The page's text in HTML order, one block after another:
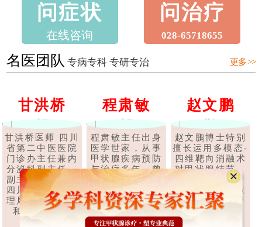
问症状
在线咨询
问治疗
028-65718655
名医团队 专病专科 专研专治 更多 >>
甘洪桥
主任
甘洪桥医师 四川
省第二中医医院
门诊办主任兼内
分泌科副主任，
副主任中医师，
四川省中医药管
理局第六批学术
和技术带头..
程肃敏
主任
程肃敏主任出身
医学世家，从事
甲状腺疾病预防
与治疗多年，曾
在深圳、上海、
广东等多家医院
任职甲状腺科医
师，后经成都..
【详细】
赵文鹏
博士
赵文鹏博士特别
擅长运用多模态-
四维靶向消融术
对甲状腺结节、
甲状腺腺瘤、甲
状腺囊肿、甲状
腺乳头状癌等甲
状腺疾..【详